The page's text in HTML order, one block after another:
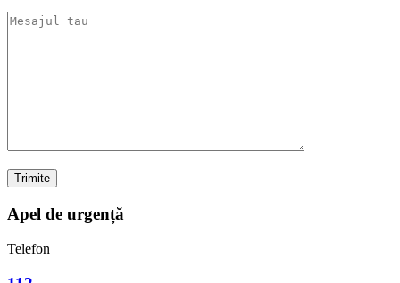
Apel de urgență
Telefon